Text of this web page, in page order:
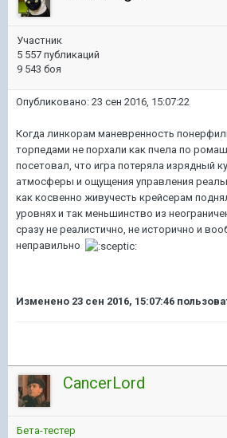
Участник
5 557 публикаций
9 543 боя
Опубликовано: 23 сен 2016, 15:07:22
Когда линкорам маневренность
торпедами не порхали как пчела по
посетовал, что игра потеряла изрядный
атмосферы и ощущения управления
как косвенно живучесть крейсерам
уровнях и так меньшинство из
сразу не реалистично, не исторично и
неправильно
Изменено 23 сен 2016, 15:07:46
CancerLord
Бета-тестер